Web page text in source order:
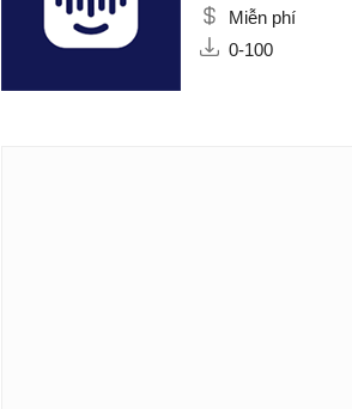
Miễn phí
0-100